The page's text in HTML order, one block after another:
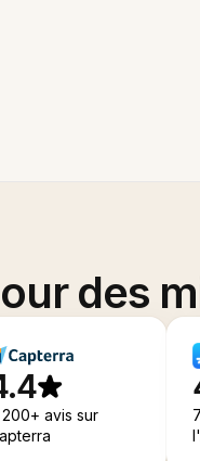
des
avis sur